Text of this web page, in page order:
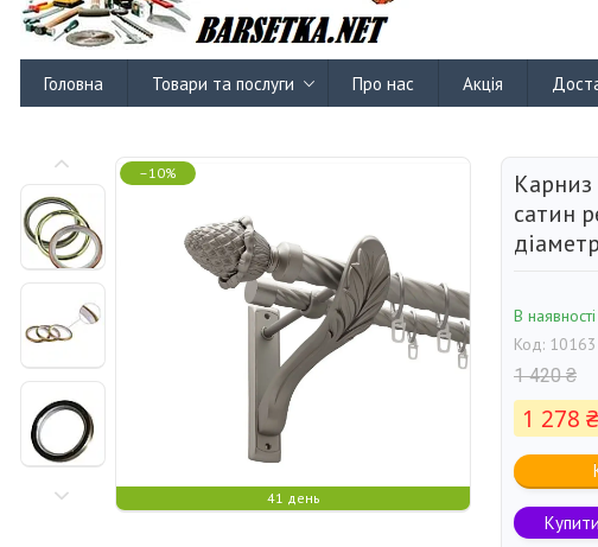
Головна Товари та послуги Про нас Акція
–10%
41 день
сатин
В наявності
Код: 10163
1 420 ₴
1 278 ₴